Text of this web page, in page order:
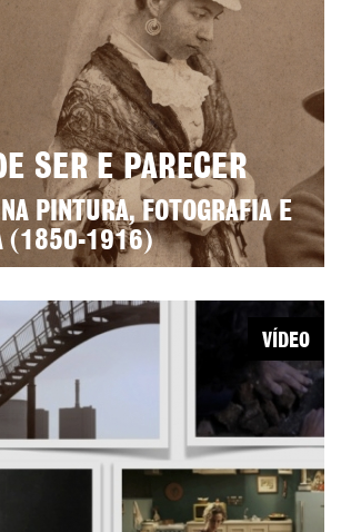
SER E PARECER
PINTURA, FOTOGRAFIA E
(1850-1916)
VÍDEO